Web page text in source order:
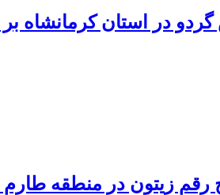
گردو در استان
زیتون در منطقه طارم